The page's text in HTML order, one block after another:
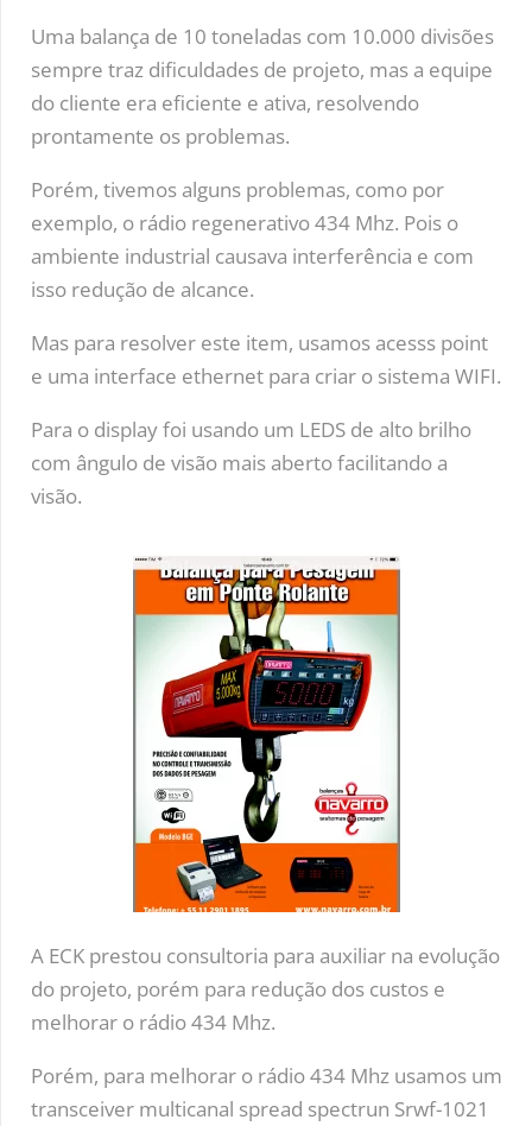
Uma balança de 10 toneladas com 10.000 divisões
sempre traz dificuldades de projeto, mas a equipe
do cliente era eficiente e ativa, resolvendo
prontamente os problemas.
Porém, tivemos alguns problemas, como por
exemplo, o rádio regenerativo 434 Mhz. Pois o
ambiente industrial causava interferência e com
isso redução de alcance.
Mas para resolver este item, usamos acesss point
e uma interface ethernet para criar o sistema WIFI.
Para o display foi usando um LEDS de alto brilho
com ângulo de visão mais aberto facilitando a
visão.
A ECK prestou consultoria para auxiliar na evolução
do projeto, porém para redução dos custos e
melhorar o rádio 434 Mhz.
Porém, para melhorar o rádio 434 Mhz usamos um
transceiver multicanal spread spectrun Srwf-1021